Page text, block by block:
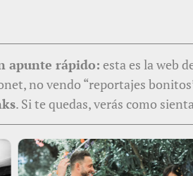
apunte rápido: esta es la web
no vendo “reportajes
. Si te quedas, verás como